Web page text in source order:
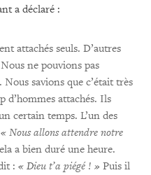
a déclaré :
attachés seuls. D’autres
ne pouvions pas
savions que c’était très
d’hommes attachés. Ils
certain temps. L’un des
« Nous allons attendre notre
a bien duré une heure.
: « Dieu t’a piégé ! » Puis il